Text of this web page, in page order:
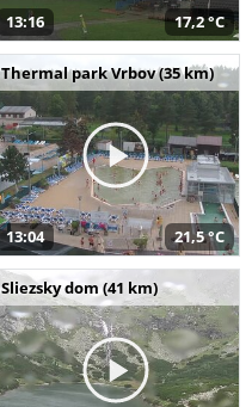
13:16 17,2 °C
Thermal park Vrbov (35 km)
13:04 21,5 °C
Sliezsky dom (41 km)